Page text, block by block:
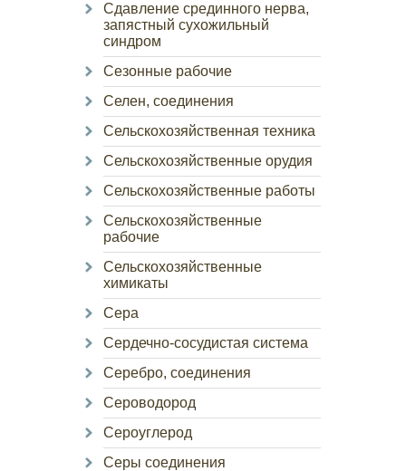
Сдавление срединного нерва,
запястный сухожильный
синдром
Сезонные рабочие
Селен, соединения
Сельскохозяйственная техника
Сельскохозяйственные орудия
Сельскохозяйственные работы
Сельскохозяйственные
рабочие
Сельскохозяйственные
химикаты
Сера
Сердечно-сосудистая система
Серебро, соединения
Сероводород
Сероуглерод
Серы соединения